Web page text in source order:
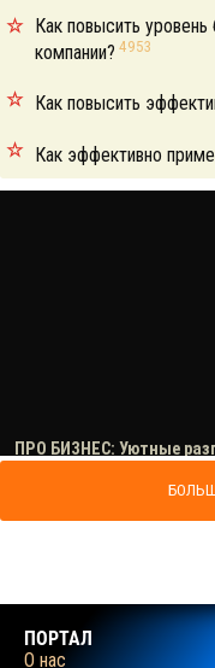
Как повысить
компании? 4953
Как повысить
Как эффективно
ПОРТАЛ
О нас